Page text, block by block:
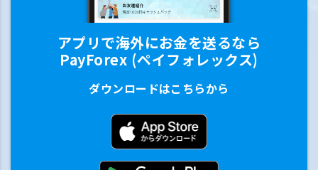
アプリで海外にお金を送るなら
PayForex (ペイフォレックス)
ダウンロードはこちらから